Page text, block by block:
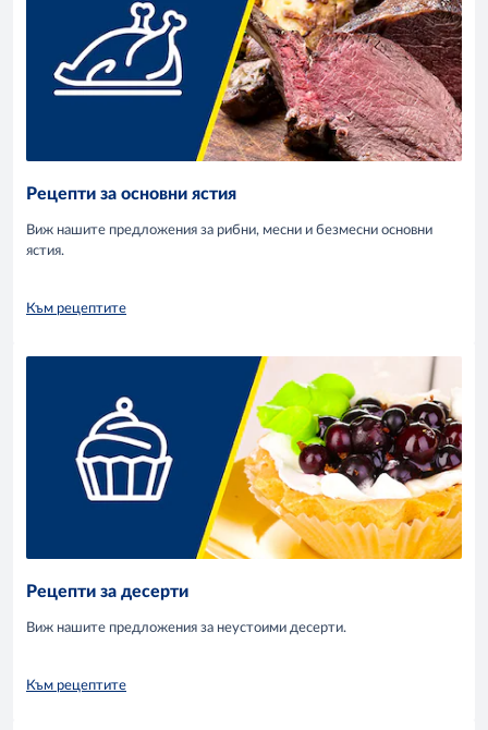
Рецепти за основни ястия
Виж нашите предложения за рибни, месни и безмесни основни
ястия.
Към рецептите
Рецепти за десерти
Виж нашите предложения за неустоими десерти.
Към рецептите